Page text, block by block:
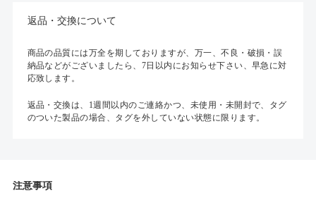
返品・交換について
商品の品質には万全を期しておりますが、万一、不良・破損・誤
納品などがございましたら、7日以内にお知らせ下さい、早急に対
応致します。
返品・交換は、1週間以内のご連絡かつ、未使用・未開封で、タグ
のついた製品の場合、タグを外していない状態に限ります。
注意事項